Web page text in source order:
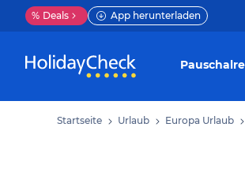
% Deals App herunterladen
Startseite Urlaub Europa Urlaub